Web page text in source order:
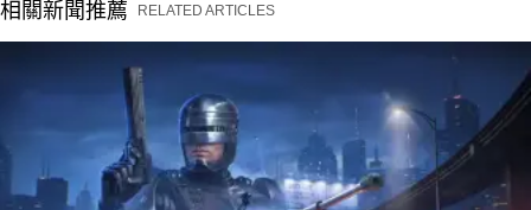
相關新聞推薦 RELATED ARTICLES